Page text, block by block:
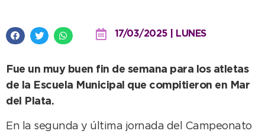
17/03/2025 | LUNES
Fue un muy buen fin de semana para los atletas
de la Escuela Municipal que compitieron en Mar
del Plata.
En la segunda y última jornada del Campeonato